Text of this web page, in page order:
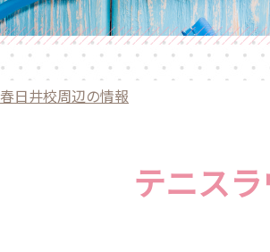
春日井校周辺の情報
テニス